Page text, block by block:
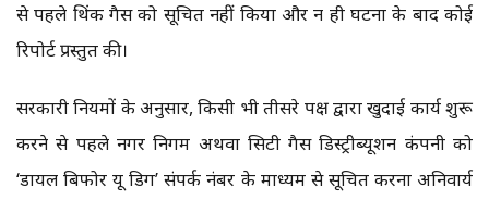
से पहले थिंक गैस को सूचित नहीं किया और न ही घटना के बाद कोई
रिपोर्ट प्रस्तुत की।
सरकारी नियमों के अनुसार, किसी भी तीसरे पक्ष द्वारा खुदाई कार्य शुरू
करने से पहले नगर निगम अथवा सिटी गैस डिस्ट्रीब्यूशन कंपनी को
‘डायल बिफोर यू डिग’ संपर्क नंबर के माध्यम से सूचित करना अनिवार्य